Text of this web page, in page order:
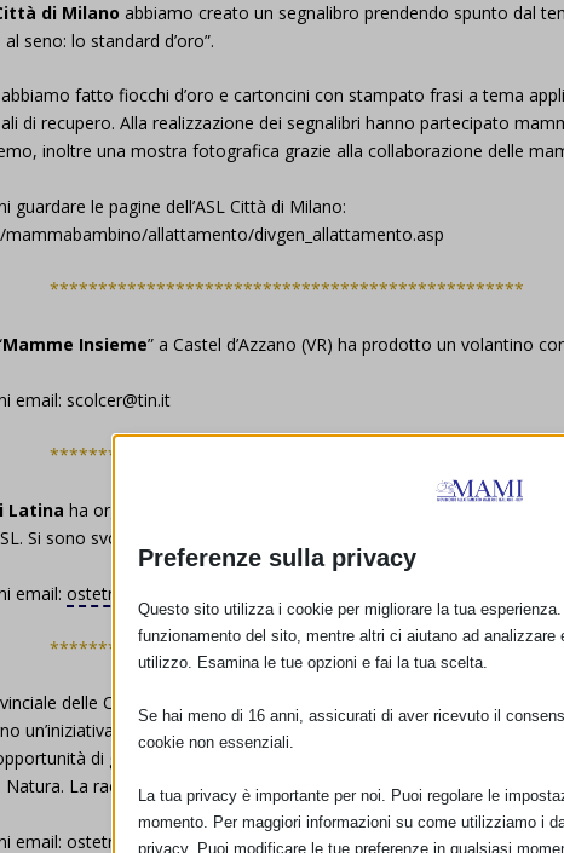
di Milano abbiamo creato un segnalibro prendendo spunto dal
seno: lo standard d’oro”.
fatto fiocchi d’oro e cartoncini con stampato frasi a tema
di recupero. Alla realizzazione dei segnalibri hanno partecipato
inoltre una mostra fotografica grazie alla collaborazione delle
guardare le pagine dell’ASL Città di Milano:
allattamento/divgen_allattamento.asp
*************************************************
Mamme Insieme” a Castel d’Azzano (VR) ha prodotto un volantino
email: scolcer@tin.it
*************************************************
Latina ha organizzato varie iniziative sul territorio che hanno coinvolto
Si sono svolti ritrovi in ogni paese dove si è tenuta una
email:ostetricagio@libero.it
*************************************************
delle Ostetriche di Roma ha organizzato in occasione della
un’iniziativa a EXPLORA, il museo dei bambini della città di Roma.
di giocare con i fumetti elettronici del MAMI –
Natura. La raccolta di fondi è stato fatto tramite le offerte per
email:ostetriche_roma@libero.it
Preferenze sulla privacy
Questo sito utilizza i cookie per migliorare la tua
funzionamento del sito, mentre altri ci aiutano ad analizzare
utilizzo. Esamina le tue opzioni e fai la tua scelta.
Se hai meno di 16 anni, assicurati di aver ricevuto il
cookie non essenziali.
La tua privacy è importante per noi. Puoi regolare le
momento. Per maggiori informazioni su come utilizziamo i
privacy. Puoi modificare le tue preferenze in qualsiasi